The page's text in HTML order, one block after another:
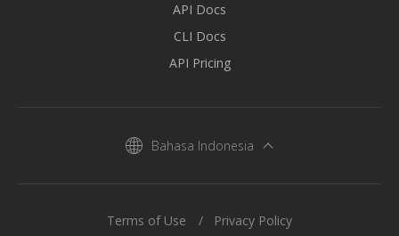
API Docs
CLI Docs
API Pricing
Bahasa Indonesia
Terms of Use Privacy Policy